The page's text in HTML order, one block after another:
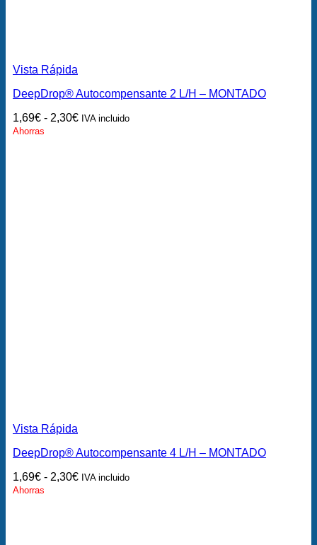
Vista Rápida
DeepDrop® Autocompensante 2 L/H – MONTADO
1,69€ - 2,30€ IVA incluido
Ahorras
Vista Rápida
DeepDrop® Autocompensante 4 L/H – MONTADO
1,69€ - 2,30€ IVA incluido
Ahorras